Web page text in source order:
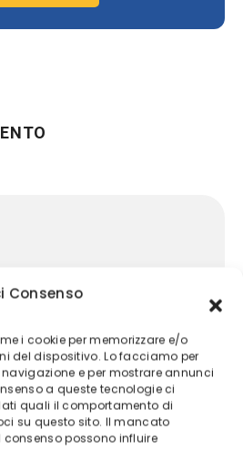
Consenso
i cookie per memorizzare e/o
del dispositivo. Lo facciamo per
e per mostrare annunci
a queste tecnologie ci
quali il comportamento di
su questo sito. Il mancato
possono influire